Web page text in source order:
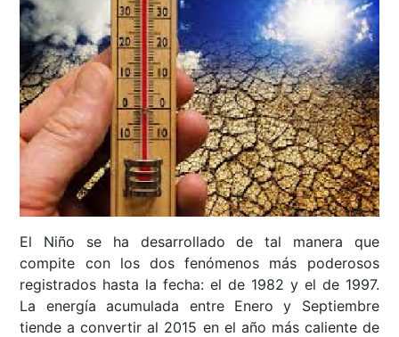
El Niño se ha desarrollado de tal manera que
compite con los dos fenómenos más poderosos
registrados hasta la fecha: el de 1982 y el de 1997.
La energía acumulada entre Enero y Septiembre
tiende a convertir al 2015 en el año más caliente de